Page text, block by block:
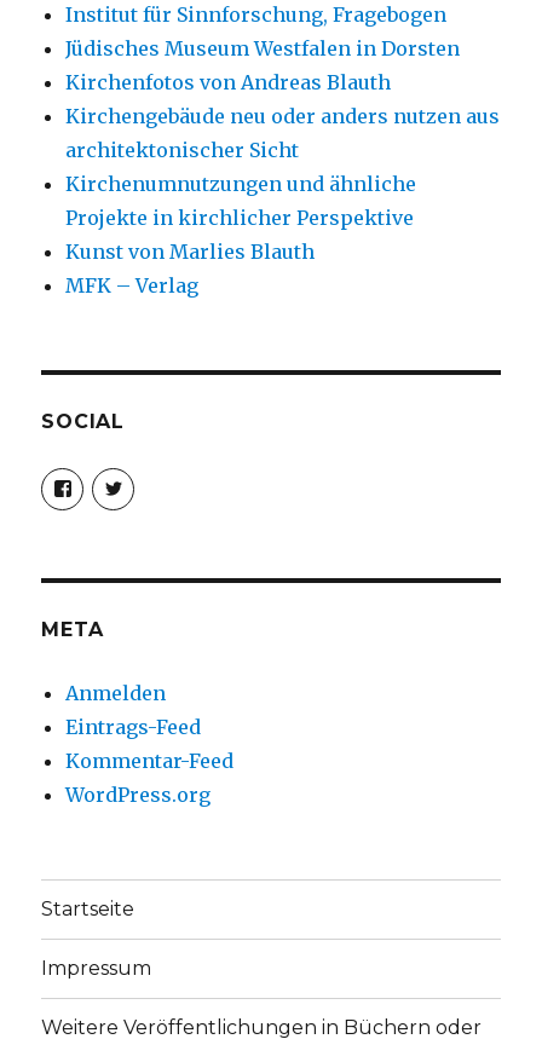
Institut für Sinnforschung, Fragebogen
Jüdisches Museum Westfalen in Dorsten
Kirchenfotos von Andreas Blauth
Kirchengebäude neu oder anders nutzen aus
architektonischer Sicht
Kirchenumnutzungen und ähnliche
Projekte in kirchlicher Perspektive
Kunst von Marlies Blauth
MFK – Verlag
SOCIAL
Profil
von
christoph.fleischer1
anzeigen
Profil
von
anzeigen
META
Anmelden
Eintrags-Feed
Kommentar-Feed
WordPress.org
Startseite
Impressum
Weitere Veröffentlichungen in Büchern oder